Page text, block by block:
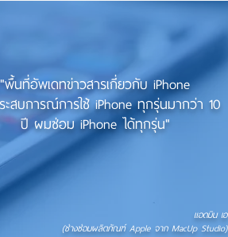
"พื้นที่อัพเดทข่าวสารเกี่ยวกับ iPhone
สบการณ์การใช้ iPhone ทุกรุ่นมากว่า 10
ปี ผมซ่อม iPhone ได้ทุกรุ่น"
แอดมิน เอ
(ช่างซ่อมผลิตภัณฑ์ Apple จาก MacUp Studio)